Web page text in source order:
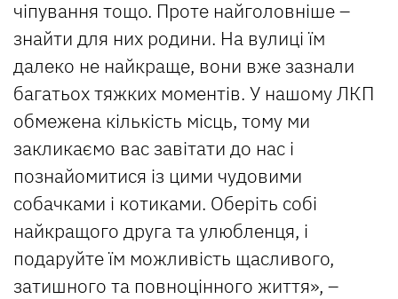
чіпування тощо. Проте найголовніше –
знайти для них родини. На вулиці їм
далеко не найкраще, вони вже зазнали
багатьох тяжких моментів. У нашому ЛКП
обмежена кількість місць, тому ми
закликаємо вас завітати до нас і
познайомитися із цими чудовими
собачками і котиками. Оберіть собі
найкращого друга та улюбленця, і
подаруйте їм можливість щасливого,
затишного та повноцінного життя», –